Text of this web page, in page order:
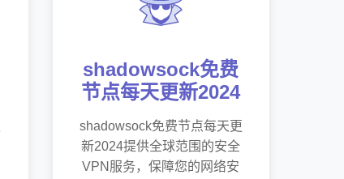
shadowsock免费
节点每天更新2024
shadowsock免费节点每天更
新2024提供全球范围的安全
VPN服务，保障您的网络安